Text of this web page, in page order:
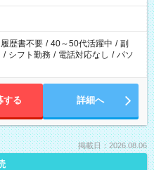
履歴書不要 / 40～50代活躍中 / 副
/ シフト勤務 / 電話対応なし / パソ
する 詳細へ
掲載日：2026.08.06